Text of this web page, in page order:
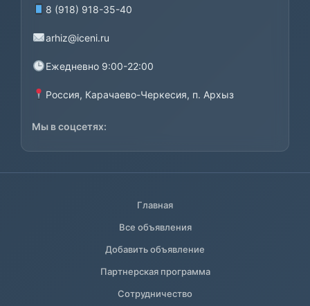
8 (918) 918-35-40
arhiz@iceni.ru
Ежедневно 9:00-22:00
Россия, Карачаево-Черкесия, п. Архыз
Мы в соцсетях:
Главная
Все объявления
Добавить объявление
Партнерская программа
Сотрудничество